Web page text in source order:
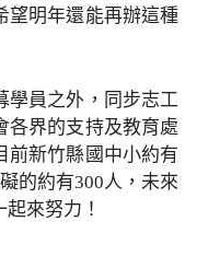
望明年還能再辦這種
學員之外，同步志工
各界的支持及教育處
前新竹縣國中小約有
的約有300人，未來
來努力！